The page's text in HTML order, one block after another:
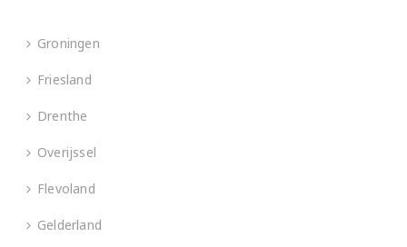
Groningen
Friesland
Drenthe
Overijssel
Flevoland
Gelderland